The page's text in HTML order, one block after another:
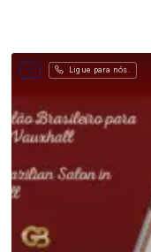
Ligue para nós.